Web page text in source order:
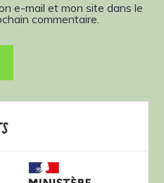
e-mail et mon site dans le
commentaire.